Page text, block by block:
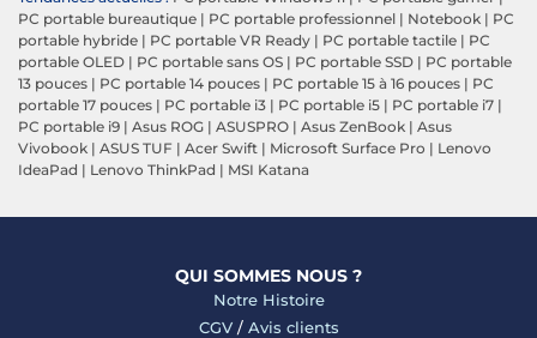
PC portable bureautique | PC portable professionnel | Notebook | PC
portable hybride | PC portable VR Ready | PC portable tactile | PC
portable OLED | PC portable sans OS | PC portable SSD | PC portable
13 pouces | PC portable 14 pouces | PC portable 15 à 16 pouces | PC
portable 17 pouces | PC portable i3 | PC portable i5 | PC portable i7 |
PC portable i9 | Asus ROG | ASUSPRO | Asus ZenBook | Asus
Vivobook | ASUS TUF | Acer Swift | Microsoft Surface Pro | Lenovo
IdeaPad | Lenovo ThinkPad | MSI Katana
QUI SOMMES NOUS ?
Notre Histoire
CGV/ Avis clients